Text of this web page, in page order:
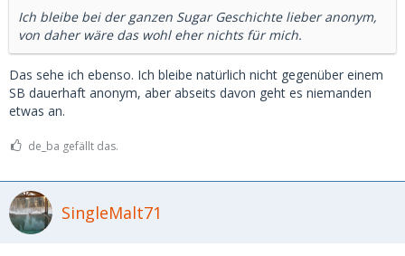
Ich bleibe bei der ganzen Sugar Geschichte lieber anonym,
von daher wäre das wohl eher nichts für mich.
Das sehe ich ebenso. Ich bleibe natürlich nicht gegenüber einem
SB dauerhaft anonym, aber abseits davon geht es niemanden
etwas an.
de_ba gefällt das.
SingleMalt71